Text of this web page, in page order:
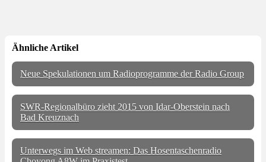
Ähnliche Artikel
Neue Spekulationen um Radioprogramme der Radio Group
SWR-Regionalbüro zieht 2015 von Idar-Oberstein nach
Bad Kreuznach
Unterwegs im Web streamen: Das Hosentaschenradio